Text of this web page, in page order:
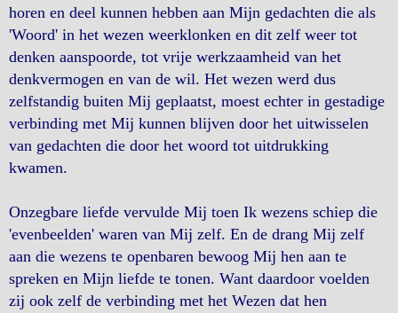
horen en deel kunnen hebben aan Mijn gedachten die als
'Woord' in het wezen weerklonken en dit zelf weer tot
denken aanspoorde, tot vrije werkzaamheid van het
denkvermogen en van de wil. Het wezen werd dus
zelfstandig buiten Mij geplaatst, moest echter in gestadige
verbinding met Mij kunnen blijven door het uitwisselen
van gedachten die door het woord tot uitdrukking
kwamen.
Onzegbare liefde vervulde Mij toen Ik wezens schiep die
'evenbeelden' waren van Mij zelf. En de drang Mij zelf
aan die wezens te openbaren bewoog Mij hen aan te
spreken en Mijn liefde te tonen. Want daardoor voelden
zij ook zelf de verbinding met het Wezen dat hen